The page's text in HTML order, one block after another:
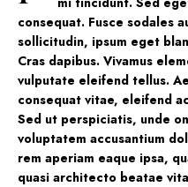
consequat. Fusce sodales
sollicitudin, ipsum eget
Cras dapibus. Vivamus
vulputate eleifend tellus.
consequat vitae, eleifend
Sed ut perspiciatis, unde
voluptatem accusantium
rem aperiam eaque ipsa,
quasi architecto beatae